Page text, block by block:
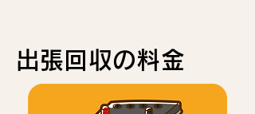
​出張回収の料金